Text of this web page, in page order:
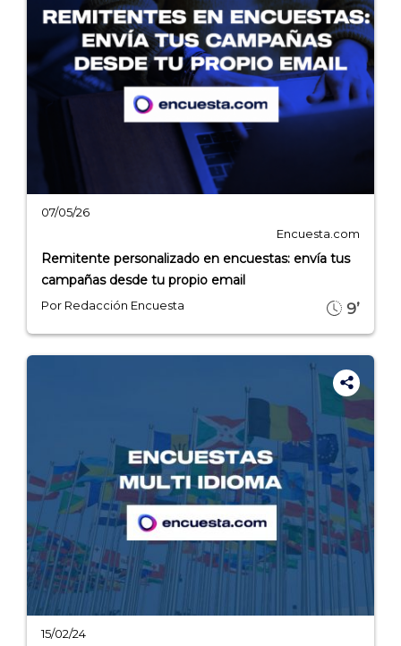
07/05/26
Encuesta.com
Remitente personalizado en encuestas: envía tus
campañas desde tu propio email
Por Redacción Encuesta 9’
15/02/24